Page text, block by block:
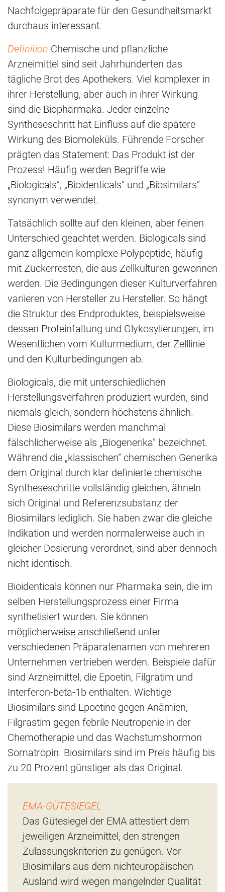
Nachfolgepräparate für den Gesundheitsmarkt
durchaus interessant.
Definition Chemische und pflanzliche
Arzneimittel sind seit Jahrhunderten das
tägliche Brot des Apothekers. Viel komplexer in
ihrer Herstellung, aber auch in ihrer Wirkung
sind die Biopharmaka. Jeder einzelne
Syntheseschritt hat Einfluss auf die spätere
Wirkung des Biomoleküls. Führende Forscher
prägten das Statement: Das Produkt ist der
Prozess! Häufig werden Begriffe wie
„Biologicals”, „Bioidenticals” und „Biosimilars”
synonym verwendet.
Tatsächlich sollte auf den kleinen, aber feinen
Unterschied geachtet werden. Biologicals sind
ganz allgemein komplexe Polypeptide, häufig
mit Zuckerresten, die aus Zellkulturen gewonnen
werden. Die Bedingungen dieser Kulturverfahren
variieren von Hersteller zu Hersteller. So hängt
die Struktur des Endproduktes, beispielsweise
dessen Proteinfaltung und Glykosylierungen, im
Wesentlichen vom Kulturmedium, der Zelllinie
und den Kulturbedingungen ab.
Biologicals, die mit unterschiedlichen
Herstellungsverfahren produziert wurden, sind
niemals gleich, sondern höchstens ähnlich.
Diese Biosimilars werden manchmal
fälschlicherweise als „Biogenerika” bezeichnet.
Während die „klassischen” chemischen Generika
dem Original durch klar definierte chemische
Syntheseschritte vollständig gleichen, ähneln
sich Original und Referenzsubstanz der
Biosimilars lediglich. Sie haben zwar die gleiche
Indikation und werden normalerweise auch in
gleicher Dosierung verordnet, sind aber dennoch
nicht identisch.
Bioidenticals können nur Pharmaka sein, die im
selben Herstellungsprozess einer Firma
synthetisiert wurden. Sie können
möglicherweise anschließend unter
verschiedenen Präparatenamen von mehreren
Unternehmen vertrieben werden. Beispiele dafür
sind Arzneimittel, die Epoetin, Filgratim und
Interferon-beta-1b enthalten. Wichtige
Biosimilars sind Epoetine gegen Anämien,
Filgrastim gegen febrile Neutropenie in der
Chemotherapie und das Wachstumshormon
Somatropin. Biosimilars sind im Preis häufig bis
zu 20 Prozent günstiger als das Original.
EMA-GÜTESIEGEL
Das Gütesiegel der EMA attestiert dem
jeweiligen Arzneimittel, den strengen
Zulassungskriterien zu genügen. Vor
Biosimilars aus dem nichteuropäischen
Ausland wird wegen mangelnder Qualität